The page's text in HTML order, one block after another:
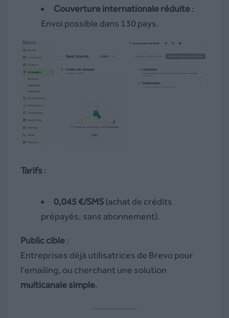
Couverture internationale réduite:
Envoi possible dans 130 pays.
Tarifs:
0,045 €/SMS(achat de crédits
prépayés, sans abonnement).
Public cible:
Entreprises déjà utilisatrices de Brevo pour
l’emailing, ou cherchant une solution
multicanale simple.